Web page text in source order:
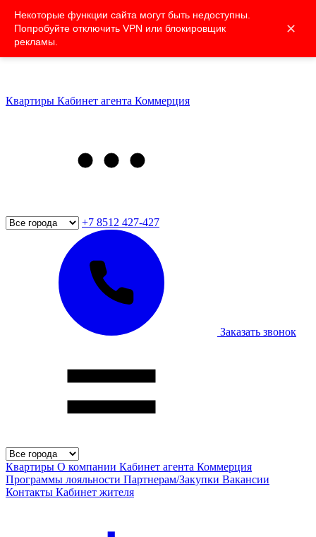
Некоторые функции сайта могут быть недоступны.
Попробуйте отключить VPN или блокировщик
рекламы.
✕
Квартиры Кабинет агента Коммерция
+7 8512 427-427
Заказать звонок
Квартиры О компании Кабинет агента Коммерция
Программы лояльности Партнерам/Закупки Вакансии
Контакты Кабинет жителя